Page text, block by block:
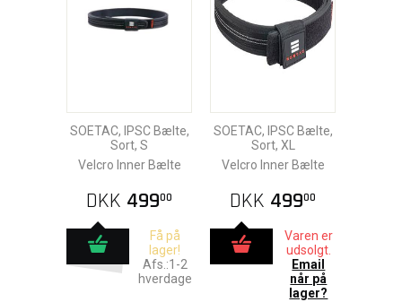
SOETAC, IPSC Bælte,
Sort, S
Velcro Inner Bælte
DKK 49900
Få på
lager!
Afs.:1-2
hverdage
SOETAC, IPSC Bælte,
Sort, XL
Velcro Inner Bælte
DKK 49900
Varen er
udsolgt.
Email
når på
lager?